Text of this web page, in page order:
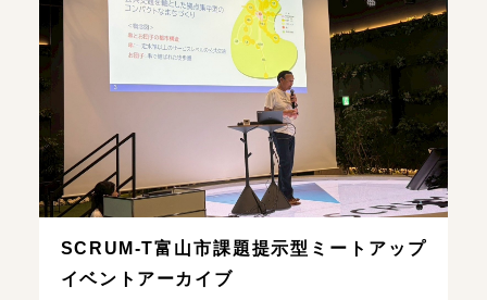
SCRUM-T富山市課題提示型ミートアップ
イベントアーカイブ